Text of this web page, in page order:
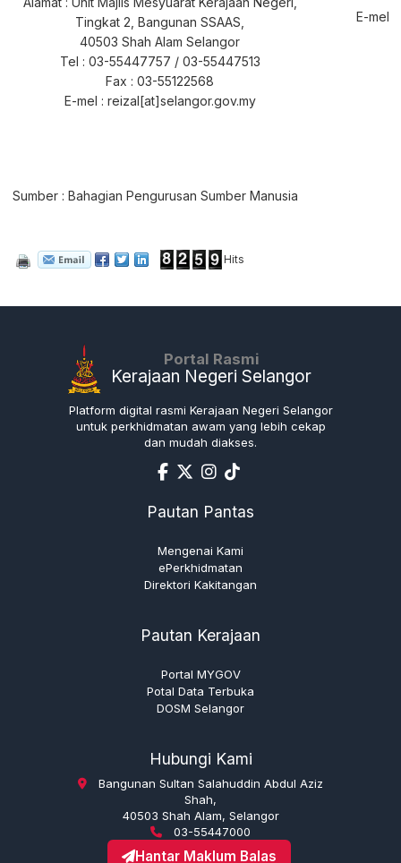
Tingkat 2, Bangunan SSAAS,
40503 Shah Alam Selangor
Tel : 03-55447757 / 03-55447513
Fax : 03-55122568
E-mel : reizal[at]selangor.gov.my
E-mel
Sumber : Bahagian Pengurusan Sumber Manusia
Hits
Portal Rasmi
Kerajaan Negeri Selangor
Platform digital rasmi Kerajaan Negeri Selangor
untuk perkhidmatan awam yang lebih cekap
dan mudah diakses.
Pautan Pantas
Mengenai Kami
ePerkhidmatan
Direktori Kakitangan
Pautan Kerajaan
Portal MYGOV
Potal Data Terbuka
DOSM Selangor
Hubungi Kami
Bangunan Sultan Salahuddin Abdul Aziz
Shah,
40503 Shah Alam, Selangor
03-55447000
Hantar Maklum Balas